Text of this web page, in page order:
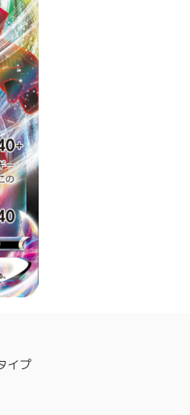
イプ